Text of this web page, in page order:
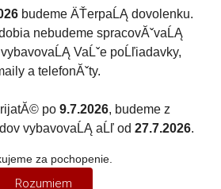
kusov
vyhľadávanie
(0)
Obľúbené (0)
budeme ÄŤerpaĹĄ dovolenku.
nebudeme spracovĂˇvaĹĄ
VaĹˇe poĹľiadavky,
a telefonĂˇty.
po 9.7.2026, budeme z
vybavovaĹĄ aĹľ od 27.7.2026.
za pochopenie.
Rozumiem